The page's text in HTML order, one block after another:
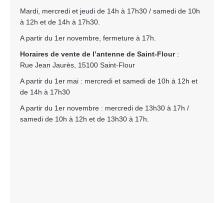
Mardi, mercredi et jeudi de 14h à 17h30 / samedi de 10h
à 12h et de 14h à 17h30.
A partir du 1er novembre, fermeture à 17h.
Horaires de vente de l’antenne de Saint-Flour:
Rue Jean Jaurès, 15100 Saint-Flour
A partir du 1er mai : mercredi et samedi de 10h à 12h et
de 14h à 17h30
A partir du 1er novembre : mercredi de 13h30 à 17h /
samedi de 10h à 12h et de 13h30 à 17h.